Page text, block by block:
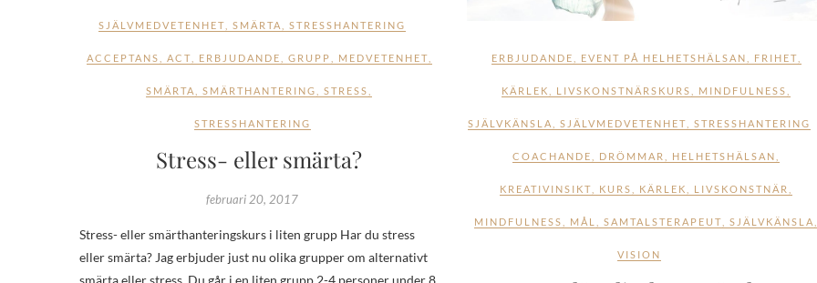
SJÄLVMEDVETENHET ,SMÄRTA ,STRESSHANTERING
ACCEPTANS ACT ERBJUDANDE GRUPP MEDVETENHET
SMÄRTA ,SMÄRTHANTERING ,STRESS
STRESSHANTERING
Stress- eller smärta?
februari 20, 2017
Stress- eller smärthanteringskurs i liten grupp Har du stress
eller smärta? Jag erbjuder just nu olika grupper om alternativt
ERBJUDANDE EVENT PÅ HELHETSHÄLSAN FRIHET
KÄRLEK LIVSKONSTNÄRSKURS MINDFULNESS
SJÄLVKÄNSLA ,SJÄLVMEDVETENHET ,STRESSHANTERING
COACHANDE DRÖMMAR HELHETSHÄLSAN
KREATIVINSIKT KURS KÄRLEK LIVSKONSTNÄR
MINDFULNESS MÅL ,SAMTALSTERAPEUT ,SJÄLVKÄNSLA
VISION